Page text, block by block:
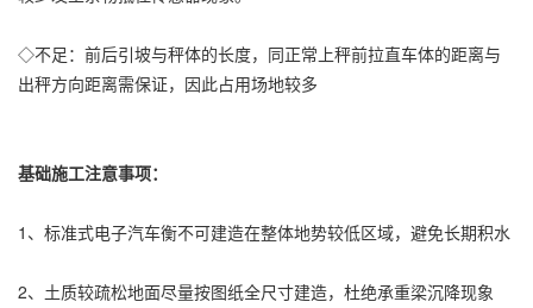
◇不足：前后引坡与秤体的长度，同正常上秤前拉直车体的距离与
出秤方向距离需保证，因此占用场地较多
基础施工注意事项：
1、标准式电子汽车衡不可建造在整体地势较低区域，避免长期积水
2、土质较疏松地面尽量按图纸全尺寸建造，杜绝承重梁沉降现象